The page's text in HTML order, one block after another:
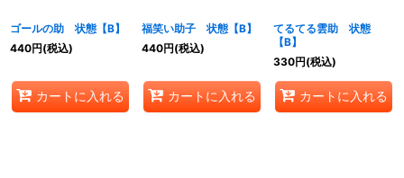
ゴールの助 状態【B】
440円(税込)
カートに入れる
福笑い助子 状態【B】
440円(税込)
カートに入れる
てるてる雲助 状態
【B】
330円(税込)
カートに入れる